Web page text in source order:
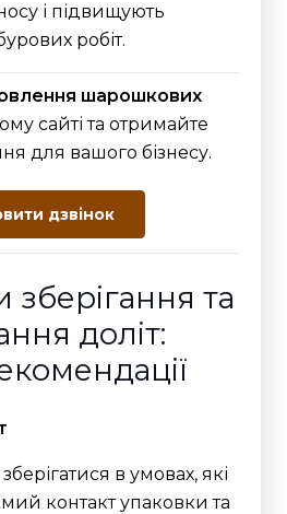
і підвищують
робіт.
шарошкових
сайті та отримайте
для вашого бізнесу.
дзвінок
зберігання та
доліт:
в умовах, які
контакт упаковки та